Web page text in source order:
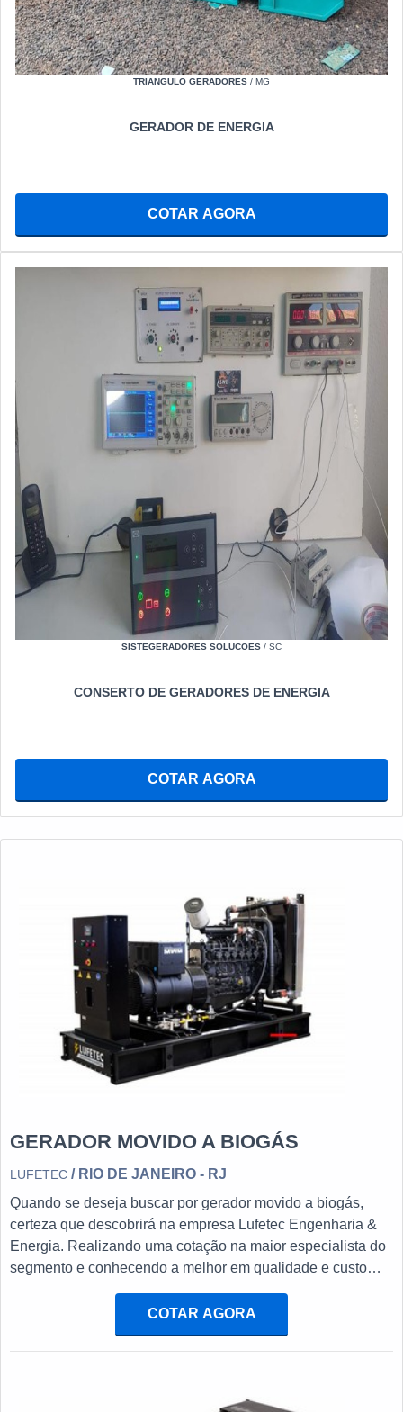
TRIANGULO GERADORES / MG
GERADOR DE ENERGIA
COTAR AGORA
SISTEGERADORES SOLUCOES / SC
CONSERTO DE GERADORES DE ENERGIA
COTAR AGORA
GERADOR MOVIDO A BIOGÁS
LUFETEC / RIO DE JANEIRO - RJ
Quando se deseja buscar por gerador movido a biogás,
certeza que descobrirá na empresa Lufetec Engenharia &
Energia. Realizando uma cotação na maior especialista do
segmento e conhecendo a melhor em qualidade e custo
MOVIDO A BIOGÁSSe alguém procurar por gerador movido
a biogás em uma empresa inovadora, descobre o site da
Lufetec Engenharia & Energia. Disponibilizando para os
COTAR AGORA